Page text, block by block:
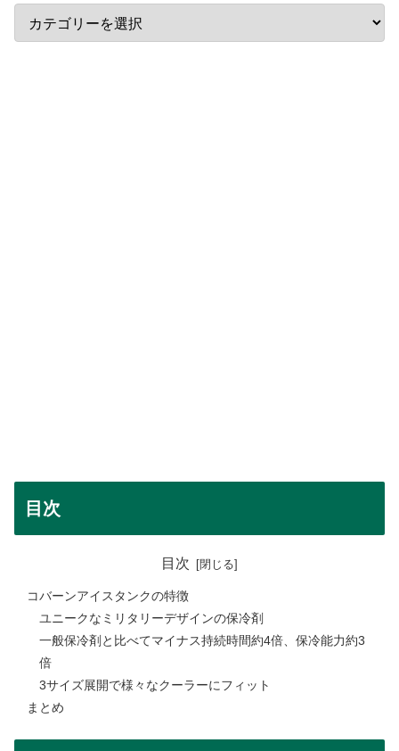
目次
目次
コバーンアイスタンクの特徴
ユニークなミリタリーデザインの保冷剤
一般保冷剤と比べてマイナス持続時間約4倍、保冷能力約3
倍
3サイズ展開で様々なクーラーにフィット
まとめ